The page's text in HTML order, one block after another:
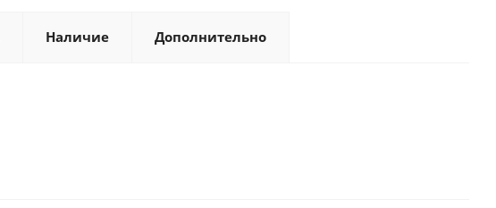
Наличие Дополнительно